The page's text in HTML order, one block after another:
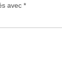
avec *